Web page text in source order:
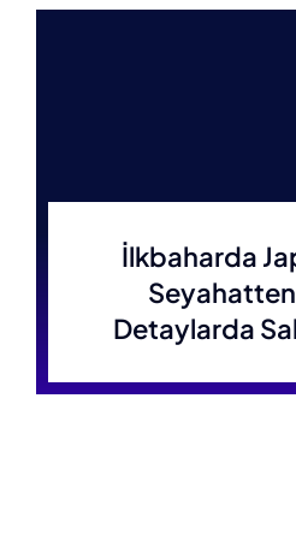
İlkbaharda
Seyahatten
Detaylarda